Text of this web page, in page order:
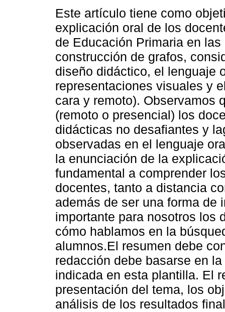
Este artículo tiene como
explicación oral de los
de Educación Primaria en
construcción de grafos,
diseño didáctico, el lenguaje
representaciones visuales y
cara y remoto). Observamos
(remoto o presencial) los
didácticas no desafiantes y
observadas en el lenguaje
la enunciación de la
fundamental a comprender
docentes, tanto a distancia
además de ser una forma de
importante para nosotros los
cómo hablamos en la
alumnos.El resumen debe
redacción debe basarse en
indicada en esta plantilla. El
presentación del tema, los
análisis de los resultados